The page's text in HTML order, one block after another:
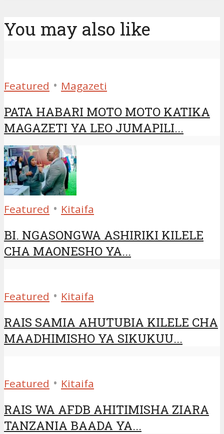
You may also like
Featured • Magazeti
PATA HABARI MOTO MOTO KATIKA
MAGAZETI YA LEO JUMAPILI...
Featured • Kitaifa
BI. NGASONGWA ASHIRIKI KILELE
CHA MAONESHO YA...
Featured • Kitaifa
RAIS SAMIA AHUTUBIA KILELE CHA
MAADHIMISHO YA SIKUKUU...
Featured • Kitaifa
RAIS WA AFDB AHITIMISHA ZIARA
TANZANIA BAADA YA...